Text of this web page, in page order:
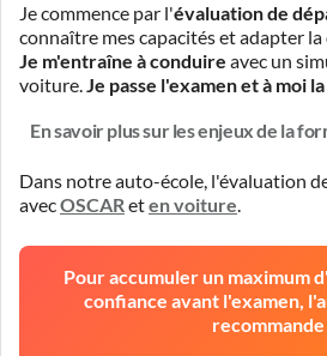
Je commence par l'évaluation de
connaître mes capacités et adapter
Je m'entraîne à conduire avec un
voiture. Je passe l'examen et à moi
En savoir plus sur les enjeux de la
Dans notre auto-école, l'évaluation
avecOSCAR eten voiture
Pour accumuler un maximum
confiance avant l'examen,
recommande